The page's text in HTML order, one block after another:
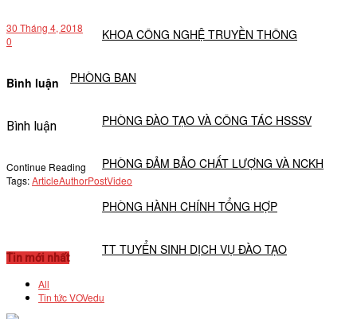
KHOA CÔNG NGHỆ TRUYỀN THÔNG
PHÒNG BAN
PHÒNG ĐÀO TẠO VÀ CÔNG TÁC HSSSV
PHÒNG ĐẢM BẢO CHẤT LƯỢNG VÀ NCKH
PHÒNG HÀNH CHÍNH TỔNG HỢP
TT TUYỂN SINH DỊCH VỤ ĐÀO TẠO
NGHIÊN CỨU KHOA HỌC
30 Tháng 4, 2018
0
Bình luận
Bình luận
Continue Reading
Tags:ArticleAuthorPostVideo
Tin mới nhất
All
Tin tức VOVedu